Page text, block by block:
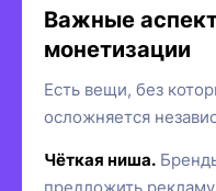
Важные
монетизации
Есть вещи, без
осложняется
Чёткая ниша.
предложить